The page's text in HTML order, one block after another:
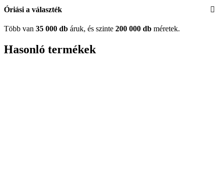
Óriási a választék
Több van 35 000 db áruk, és szinte 200 000 db méretek.
Hasonló termékek